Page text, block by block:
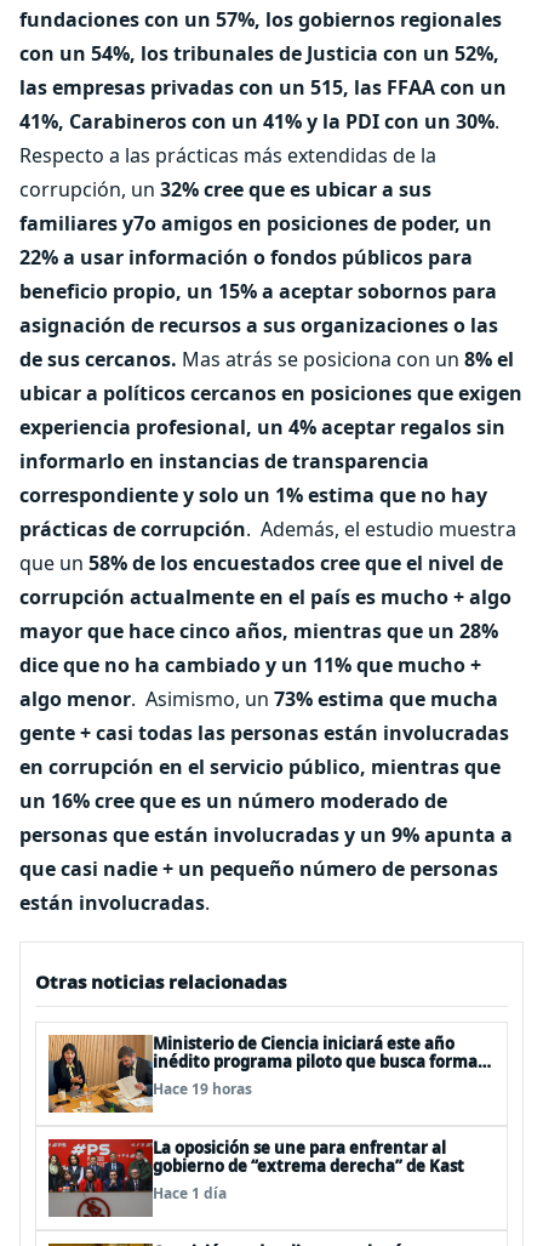
fundaciones con un 57%, los gobiernos regionales
con un 54%, los tribunales de Justicia con un 52%,
las empresas privadas con un 515, las FFAA con un
41%, Carabineros con un 41% y la PDI con un 30%.
Respecto a las prácticas más extendidas de la
corrupción, un 32% cree que es ubicar a sus
familiares y7o amigos en posiciones de poder, un
22% a usar información o fondos públicos para
beneficio propio, un 15% a aceptar sobornos para
asignación de recursos a sus organizaciones o las
de sus cercanos. Mas atrás se posiciona con un 8% el
ubicar a políticos cercanos en posiciones que exigen
experiencia profesional, un 4% aceptar regalos sin
informarlo en instancias de transparencia
correspondiente y solo un 1% estima que no hay
prácticas de corrupción. Además, el estudio muestra
que un 58% de los encuestados cree que el nivel de
corrupción actualmente en el país es mucho + algo
mayor que hace cinco años, mientras que un 28%
dice que no ha cambiado y un 11% que mucho +
algo menor. Asimismo, un 73% estima que mucha
gente + casi todas las personas están involucradas
en corrupción en el servicio público, mientras que
un 16% cree que es un número moderado de
personas que están involucradas y un 9% apunta a
que casi nadie + un pequeño número de personas
están involucradas.
Otras noticias relacionadas
Ministerio de Ciencia iniciará este año
inédito programa piloto que busca formar
estudiantes de enseñanza media en
ciberseguridad
Hace 19 horas
La oposición se une para enfrentar al
gobierno de “extrema derecha” de Kast
Hace 1 día